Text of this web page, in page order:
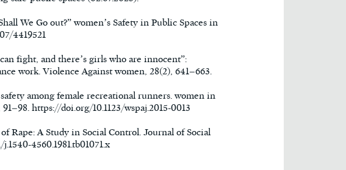
We Go out?” women’s Safety in Public Spaces in
4419521
fight, and there’s girls who are innocent”:
work. Violence Against women, 28(2), 641–663.
among female recreational runners. women in
https://doi.org/10.1123/wspaj.2015-0013
Rape: A Study in Social Control. Journal of Social
4560.1981.tb01071.x